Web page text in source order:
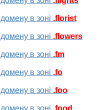
в зоні .florist
в зоні .flowers
в зоні .fm
в зоні .fo
в зоні .foo